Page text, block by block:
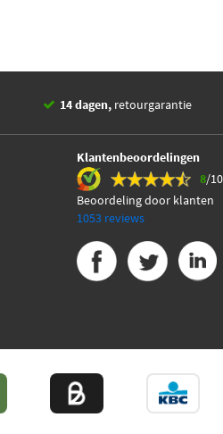
14 dagen, retourgarantie
Klantenbeoordelingen
8/10
Beoordeling door klanten
1053 reviews